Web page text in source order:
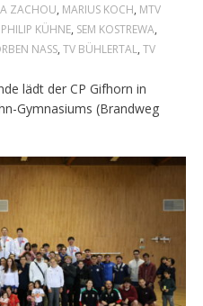
ZACHOU, MARIUS KOCH, MTV
PHILIP KÜHNE, SEM KOSTREWA,
NASS, TV BÜHLERTAL, TV
lädt der CP Gifhorn in
Gymnasiums (Brandweg